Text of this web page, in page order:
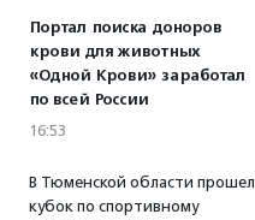
Портал поиска доноров
крови для животных
«Одной Крови» заработал
по всей России
16:53
В Тюменской области прошел
кубок по спортивному